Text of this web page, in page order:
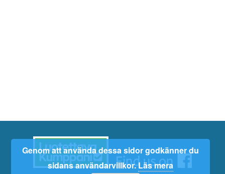
Genom att använda dessa sidor godkänner du
sidans användarvillkor.Läs mera